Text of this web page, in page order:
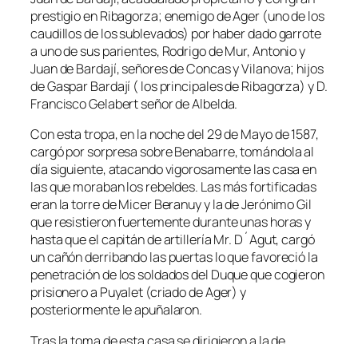
prestigio en Ribagorza; enemigo de Ager (uno de los
caudillos de los sublevados) por haber dado garrote
a uno de sus parientes, Rodrigo de Mur, Antonio y
Juan de Bardají, señores de Concas y Vilanova; hijos
de Gaspar Bardají ( los principales de Ribagorza) y D.
Francisco Gelabert señor de Albelda.
Con esta tropa, en la noche del 29 de Mayo de 1587,
cargó por sorpresa sobre Benabarre, tomándola al
día siguiente, atacando vigorosamente las casa en
las que moraban los rebeldes. Las más fortificadas
eran la torre de Micer Beranuy y la de Jerónimo Gil
que resistieron fuertemente durante unas horas y
hasta que el capitán de artillería Mr. D´Agut, cargó
un cañón derribando las puertas lo que favoreció la
penetración de los soldados del Duque que cogieron
prisionero a Puyalet (criado de Ager) y
posteriormente le apuñalaron.